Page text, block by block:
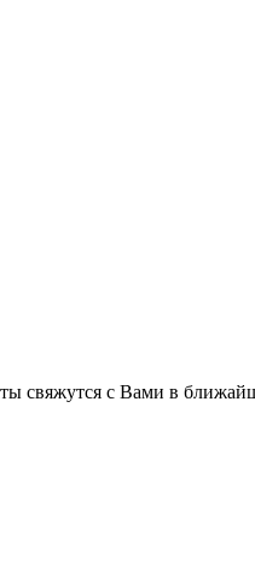
свяжутся с Вами в